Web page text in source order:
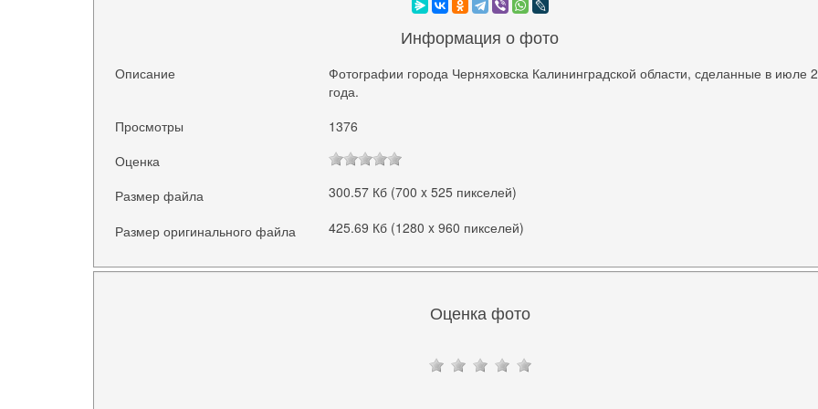
Информация о фото
Описание
Фотографии города Черняховска Калининградской области, сделанные в июле
года.
Просмотры
1376
Оценка
Размер файла
300.57 Кб (700 x 525 пикселей)
Размер оригинального файла 425.69 Кб (1280 x 960 пикселей)
Оценка фото